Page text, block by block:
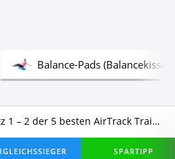
Balance-Pads (Balancekissen)
Platz 1 – 2 der 5 besten AirTrack Trainings-Sets im Vergleich